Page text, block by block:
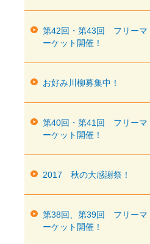
第42回・第43回 フリーマ
ーケット開催！
お好み川柳募集中！
第40回・第41回 フリーマ
ーケット開催！
2017 秋の大感謝祭！
第38回、第39回 フリーマ
ーケット開催！